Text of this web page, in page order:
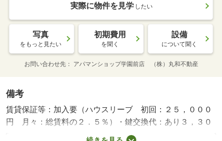
実際に物件を見学 したい
写真
をもっと見たい
初期費用
を聞く
設備
について聞く
お問い合わせ先 アパマンショップ学園前店 （株）丸和不動産
備考
賃貸保証等：加入要（ハウスリーブ 初回：２５，０００
円 月々：総賃料の２．５％）・鍵交換代：あり３，３０
０円～・維持費等：ｒｕｕｍサポート１，９８０円／月・